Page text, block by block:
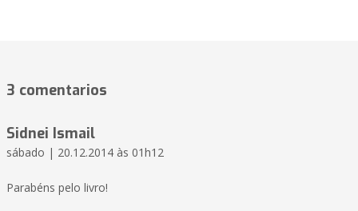
3 comentarios
Sidnei Ismail
sábado | 20.12.2014 às 01h12
Parabéns pelo livro!